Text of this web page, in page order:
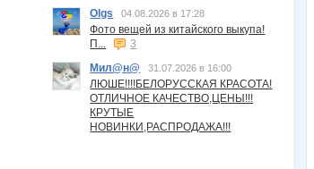
Olgs
04.08.2026 в 17:28
Фото вещей из китайского выкупа!
П...
3
Мил@н@
31.07.2026 в 16:00
ЛЮШЕ!!!!БЕЛОРУССКАЯ КРАСОТА!
ОТЛИЧНОЕ КАЧЕСТВО,ЦЕНЫ!!!
КРУТЫЕ
НОВИНКИ,РАСПРОДАЖА!!!